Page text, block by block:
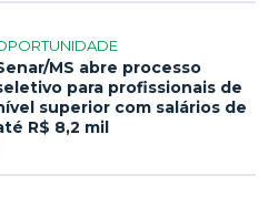
MS abre processo
para profissionais de
superior com salários de
R$ 8,2 mil